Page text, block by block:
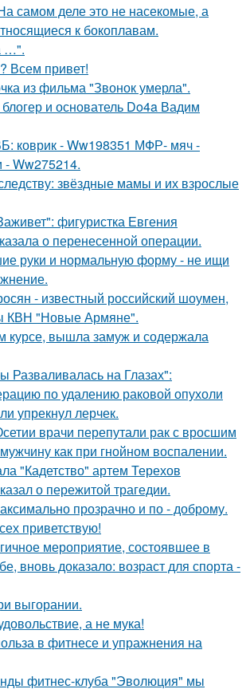
самом деле это не насекомые, а
к бокоплавам.
…".
Всем привет!
из фильма "Звонок умерла".
и основатель Do4a Вадим
коврик - Ww198351 МФР- мяч -
- Ww275214.
звёздные мамы и их взрослые
фигуристка Евгения
о перенесенной операции.
руки и нормальную форму - не ищи
- известный российский шоумен,
КВН "Новые Армяне".
курсе, вышла замуж и содержала
Разваливалась на Глазах":
по удалению раковой опухоли
упрекнул лерчек.
врачи перепутали рак с вросшим
как при гнойном воспалении.
"Кадетство" артем Терехов
о пережитой трагедии.
прозрачно и по - доброму.
приветствую!
мероприятие, состоявшее в
вновь доказало: возраст для спорта -
выгорании.
а не мука!
в фитнесе и упражнения на
фитнес-клуба "Эволюция" мы